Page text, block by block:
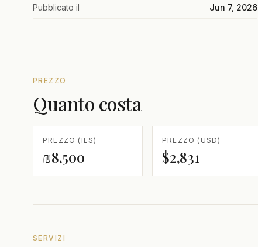
Pubblicato il Jun 7, 2026
PREZZO
Quanto costa
PREZZO (ILS)
₪8,500
PREZZO (USD)
$2,831
SERVIZI